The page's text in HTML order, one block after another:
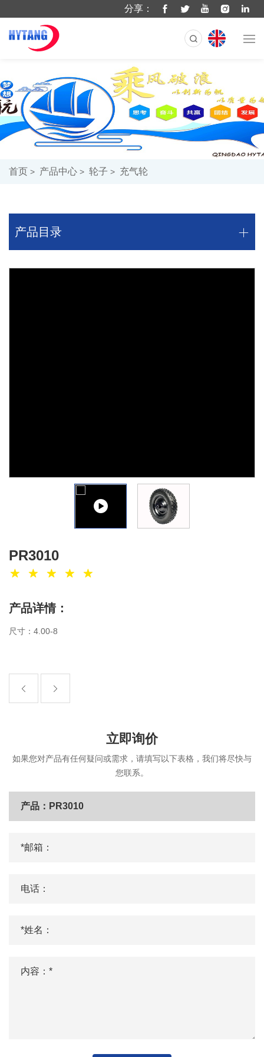
分享：
首页 产品中心 轮子 充气轮
产品目录
PR3010
产品详情：
尺寸：4.00-8
立即询价
如果您对产品有任何疑问或需求，请填写以下表格，我们将尽快与
您联系。